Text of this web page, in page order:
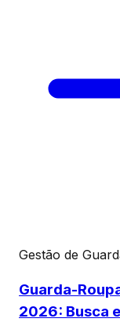
Gestão de
Guarda-
2026: Busca